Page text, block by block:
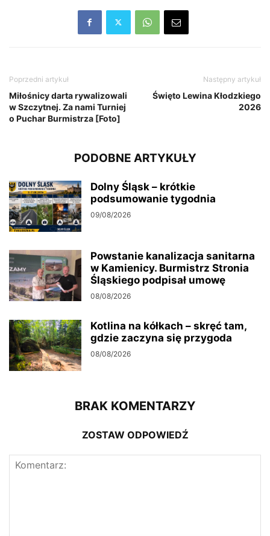
Poprzedni artykuł
Miłośnicy darta rywalizowali
w Szczytnej. Za nami Turniej
o Puchar Burmistrza [Foto]
Następny artykuł
Święto Lewina Kłodzkiego
2026
PODOBNE ARTYKUŁY
Dolny Śląsk – krótkie
podsumowanie tygodnia
09/08/2026
Powstanie kanalizacja sanitarna
w Kamienicy. Burmistrz Stronia
Śląskiego podpisał umowę
08/08/2026
Kotlina na kółkach – skręć tam,
gdzie zaczyna się przygoda
08/08/2026
BRAK KOMENTARZY
ZOSTAW ODPOWIEDŹ